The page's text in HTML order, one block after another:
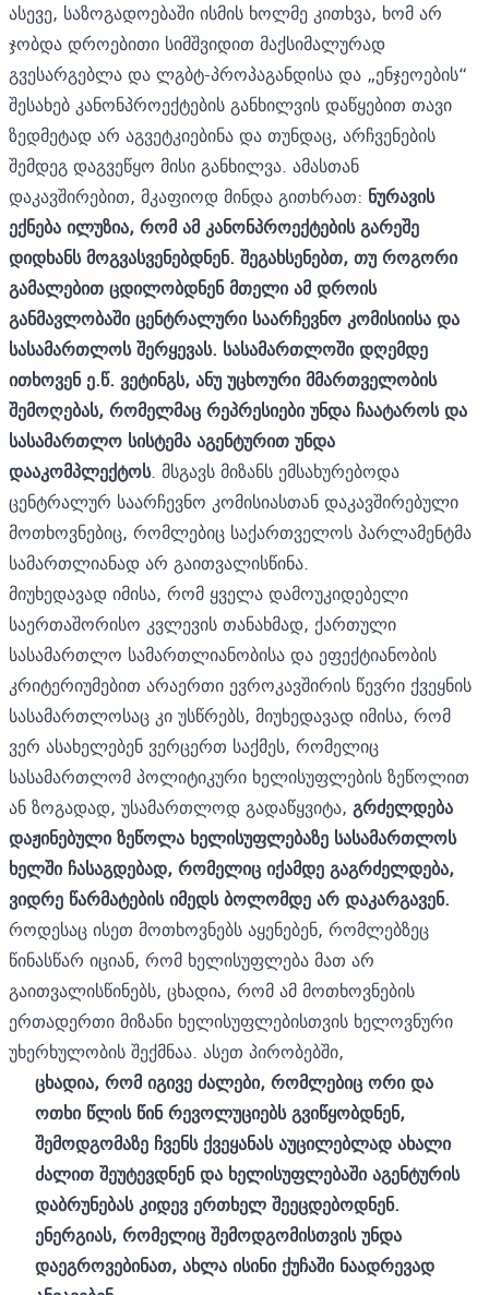
ასევე, საზოგადოებაში ისმის ხოლმე კითხვა, ხომ არ
ჯობდა დროებითი სიმშვიდით მაქსიმალურად
გვესარგებლა და ლგბტ-პროპაგანდისა და „ენჯეოების“
შესახებ კანონპროექტების განხილვის დაწყებით თავი
ზედმეტად არ აგვეტკიებინა და თუნდაც, არჩვენების
შემდეგ დაგვეწყო მისი განხილვა. ამასთან
დაკავშირებით, მკაფიოდ მინდა გითხრათ: ნურავის
ექნება ილუზია, რომ ამ კანონპროექტების გარეშე
დიდხანს მოგვასვენებდნენ. შეგახსენებთ, თუ როგორი
გამალებით ცდილობდნენ მთელი ამ დროის
განმავლობაში ცენტრალური საარჩევნო კომისიისა და
სასამართლოს შერყევას. სასამართლოში დღემდე
ითხოვენ ე.წ. ვეტინგს, ანუ უცხოური მმართველობის
შემოღებას, რომელმაც რეპრესიები უნდა ჩაატაროს და
სასამართლო სისტემა აგენტურით უნდა
დააკომპლექტოს. მსგავს მიზანს ემსახურებოდა
ცენტრალურ საარჩევნო კომისიასთან დაკავშირებული
მოთხოვნებიც, რომლებიც საქართველოს პარლამენტმა
სამართლიანად არ გაითვალისწინა.
მიუხედავად იმისა, რომ ყველა დამოუკიდებელი
საერთაშორისო კვლევის თანახმად, ქართული
სასამართლო სამართლიანობისა და ეფექტიანობის
კრიტერიუმებით არაერთი ევროკავშირის წევრი ქვეყნის
სასამართლოსაც კი უსწრებს, მიუხედავად იმისა, რომ
ვერ ასახელებენ ვერცერთ საქმეს, რომელიც
სასამართლომ პოლიტიკური ხელისუფლების ზეწოლით
ან ზოგადად, უსამართლოდ გადაწყვიტა, გრძელდება
დაჟინებული ზეწოლა ხელისუფლებაზე სასამართლოს
ხელში ჩასაგდებად, რომელიც იქამდე გაგრძელდება,
ვიდრე წარმატების იმედს ბოლომდე არ დაკარგავენ.
როდესაც ისეთ მოთხოვნებს აყენებენ, რომლებზეც
წინასწარ იციან, რომ ხელისუფლება მათ არ
გაითვალისწინებს, ცხადია, რომ ამ მოთხოვნების
ერთადერთი მიზანი ხელისუფლებისთვის ხელოვნური
უხერხულობის შექმნაა. ასეთ პირობებში,
ცხადია, რომ იგივე ძალები, რომლებიც ორი და
ოთხი წლის წინ რევოლუციებს გვიწყობდნენ,
შემოდგომაზე ჩვენს ქვეყანას აუცილებლად ახალი
ძალით შეუტევდნენ და ხელისუფლებაში აგენტურის
დაბრუნებას კიდევ ერთხელ შეეცდებოდნენ.
ენერგიას, რომელიც შემოდგომისთვის უნდა
დაეგროვებინათ, ახლა ისინი ქუჩაში ნაადრევად